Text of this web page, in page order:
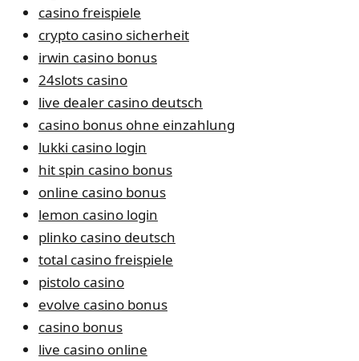
casino freispiele
crypto casino sicherheit
irwin casino bonus
24slots casino
live dealer casino deutsch
casino bonus ohne einzahlung
lukki casino login
hit spin casino bonus
online casino bonus
lemon casino login
plinko casino deutsch
total casino freispiele
pistolo casino
evolve casino bonus
casino bonus
live casino online